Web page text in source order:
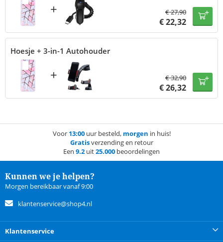
+ €27,90
€22,32
Hoesje + 3-in-1 Autohouder
+ €32,90
€26,32
Voor 13:00uur besteld, morgen in huis!
Gratisverzending en retour
Een 9.2 uit25.000 beoordelingen
Kunnen we je helpen?
Morgen bereikbaar vanaf 9:00
klantenservice@shop4.nl
Klantenservice